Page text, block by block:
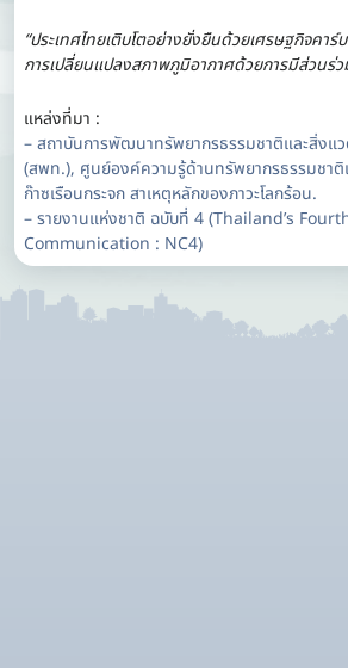
“ประเทศไทยเติบโตอย่างยั่งยืนด้วยเศรษฐกิจค
การเปลี่ยนแปลงสภาพภูมิอากาศด้วยการมีส่วนร่ว
แหล่งที่มา :
– สถาบันการพัฒนาทรัพยากรธรรมชาติและสิ่งแ
(สพท.), ศูนย์องค์ความรู้ด้านทรัพยากรธรรมชา
ก๊าซเรือนกระจก สาเหตุหลักของภาวะโลกร้อน.
– รายงานแห่งชาติ ฉบับที่ 4 (Thailand’s
Communication : NC4)